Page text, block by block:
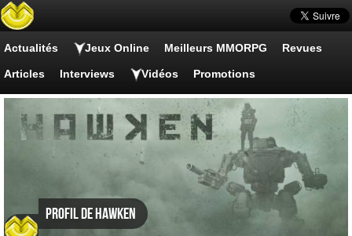
Actualités Jeux Online Meilleurs MMORPG Revues
Articles Interviews Vidéos Promotions
Profil de Hawken